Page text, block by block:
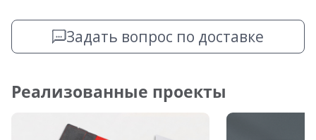
Задать вопрос по доставке
Реализованные проекты